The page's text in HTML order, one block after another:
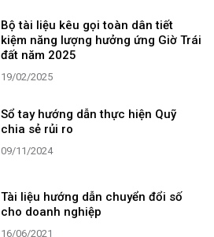
Bộ tài liệu kêu gọi toàn dân tiết
kiệm năng lượng hưởng ứng Giờ Trái
đất năm 2025
19/02/2025
Sổ tay hướng dẫn thực hiện Quỹ
chia sẻ rủi ro
09/11/2024
Tài liệu hướng dẫn chuyển đổi số
cho doanh nghiệp
16/06/2021